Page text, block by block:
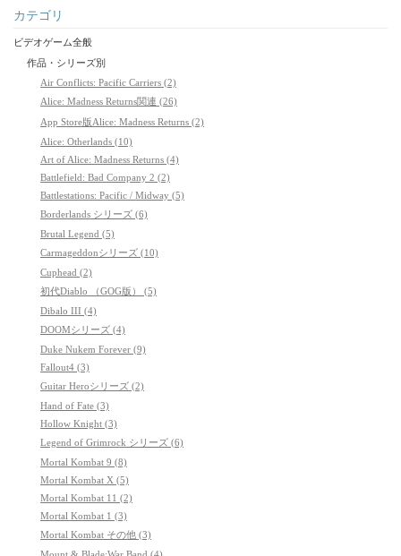
カテゴリ
ビデオゲーム全般
作品・シリーズ別
Air Conflicts: Pacific Carriers (2)
Alice: Madness Returns関連 (26)
App Store版Alice: Madness Returns (2)
Alice: Otherlands (10)
Art of Alice: Madness Returns (4)
Battlefield: Bad Company 2 (2)
Battlestations: Pacific / Midway (5)
Borderlands シリーズ (6)
Brutal Legend (5)
Carmageddonシリーズ (10)
Cuphead (2)
初代Diablo （GOG版） (5)
Dibalo III (4)
DOOMシリーズ (4)
Duke Nukem Forever (9)
Fallout4 (3)
Guitar Heroシリーズ (2)
Hand of Fate (3)
Hollow Knight (3)
Legend of Grimrock シリーズ (6)
Mortal Kombat 9 (8)
Mortal Kombat X (5)
Mortal Kombat 11 (2)
Mortal Kombat 1 (3)
Mortal Kombat その他 (3)